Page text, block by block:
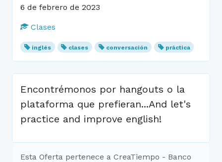
6 de febrero de 2023
Clases
inglés clases conversación práctica
Encontrémonos por hangouts o la
plataforma que prefieran...And let's
practice and improve english!
Esta Oferta pertenece a CreaTiempo - Banco